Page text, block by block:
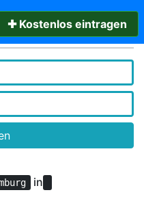
✚ Kostenlos eintragen
in